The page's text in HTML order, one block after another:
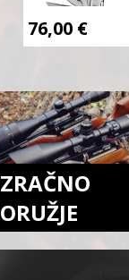
76,00 €
ZRAČNO
ORUŽJE